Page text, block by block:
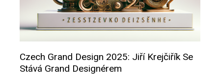
Czech Grand Design 2025: Jiří Krejčiřík Se
Stává Grand Designérem